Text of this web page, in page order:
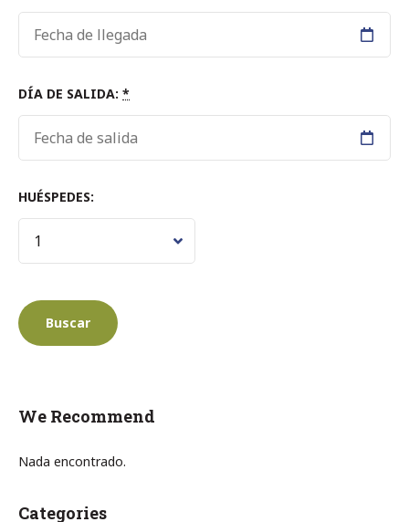
DÍA DE SALIDA: *
HUÉSPEDES:
We Recommend
Nada encontrado.
Categories